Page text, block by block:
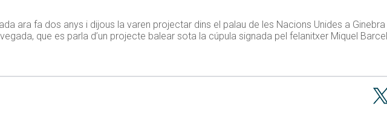
ara fa dos anys i dijous la varen projectar dins el palau de les Nacions Unides a
que es parla d’un projecte balear sota la cúpula signada pel felanitxer Miquel